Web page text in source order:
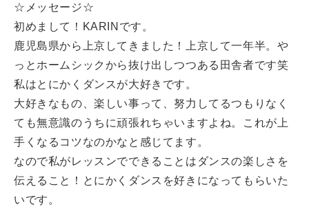
☆メッセージ☆
初めまして！KARINです。
鹿児島県から上京してきました！上京して一年半。や
っとホームシックから抜け出しつつある田舎者です笑
私はとにかくダンスが大好きです。
大好きなもの、楽しい事って、努力してるつもりなく
ても無意識のうちに頑張れちゃいますよね。これが上
手くなるコツなのかなと感じてます。
なので私がレッスンでできることはダンスの楽しさを
伝えること！とにかくダンスを好きになってもらいた
いです。